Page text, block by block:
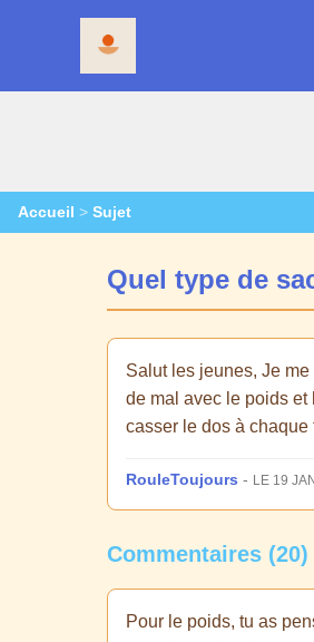
Accueil > Sujet
Quel type de
Salut les jeunes, Je
de mal avec le poids et
casser le dos à chaque
RouleToujours - LE 19
Commentaires (20)
Pour le poids, tu as